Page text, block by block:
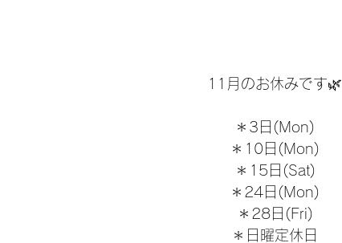
11月のお休みです🌿
＊3日(Mon)
＊10日(Mon)
＊15日(Sat)
＊24日(Mon)
＊28日(Fri)
＊日曜定休日